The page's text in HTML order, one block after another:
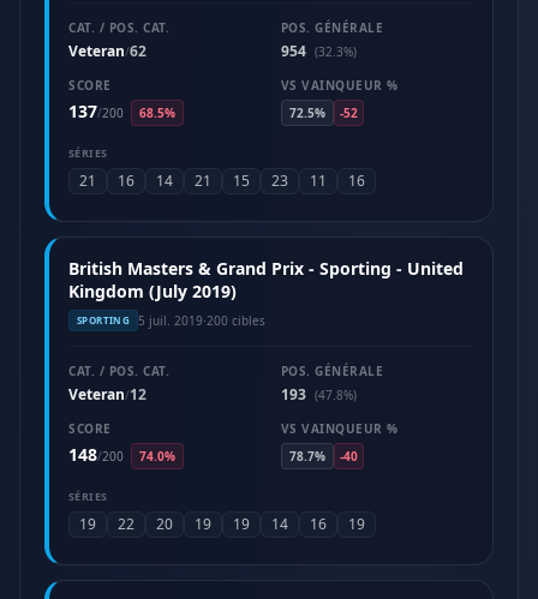
CAT. / POS. CAT.
Veteran/62
POS. GÉNÉRALE
954 (32.3%)
SCORE
137/200 68.5%
VS VAINQUEUR %
72.5%
-52
SÉRIES
21 16 14 21 15 23 11 16
British Masters & Grand Prix - Sporting - United
Kingdom (July 2019)
SPORTING 5 juil. 2019·200 cibles
CAT. / POS. CAT.
Veteran/12
POS. GÉNÉRALE
193 (47.8%)
SCORE
148/200 74.0%
VS VAINQUEUR %
78.7%
-40
SÉRIES
19 22 20 19 19 14 16 19